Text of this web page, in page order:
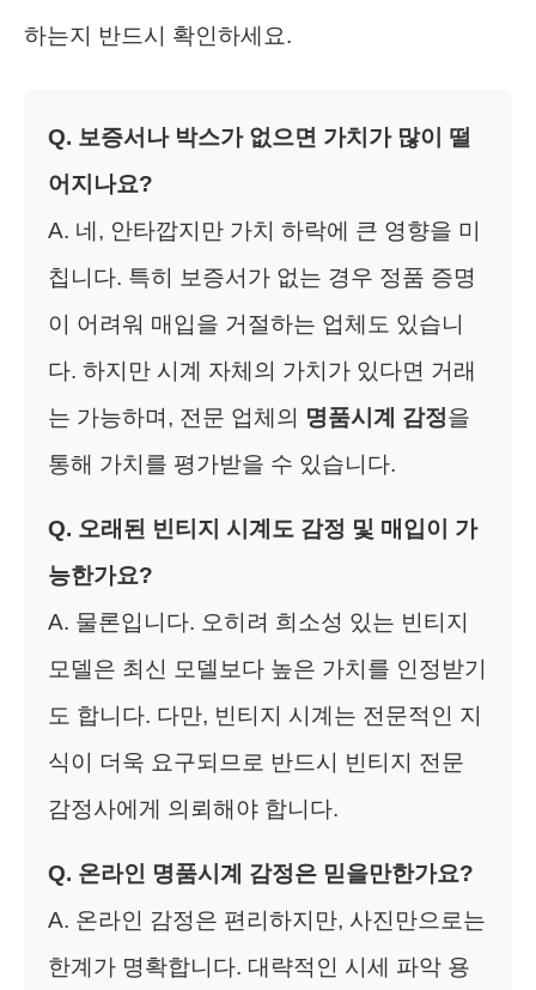
하는지 반드시 확인하세요.
Q. 보증서나 박스가 없으면 가치가 많이 떨
어지나요?
A. 네, 안타깝지만 가치 하락에 큰 영향을 미
칩니다. 특히 보증서가 없는 경우 정품 증명
이 어려워 매입을 거절하는 업체도 있습니
다. 하지만 시계 자체의 가치가 있다면 거래
는 가능하며, 전문 업체의 명품시계 감정을
통해 가치를 평가받을 수 있습니다.
Q. 오래된 빈티지 시계도 감정 및 매입이 가
능한가요?
A. 물론입니다. 오히려 희소성 있는 빈티지
모델은 최신 모델보다 높은 가치를 인정받기
도 합니다. 다만, 빈티지 시계는 전문적인 지
식이 더욱 요구되므로 반드시 빈티지 전문
감정사에게 의뢰해야 합니다.
Q. 온라인 명품시계 감정은 믿을만한가요?
A. 온라인 감정은 편리하지만, 사진만으로는
한계가 명확합니다. 대략적인 시세 파악 용